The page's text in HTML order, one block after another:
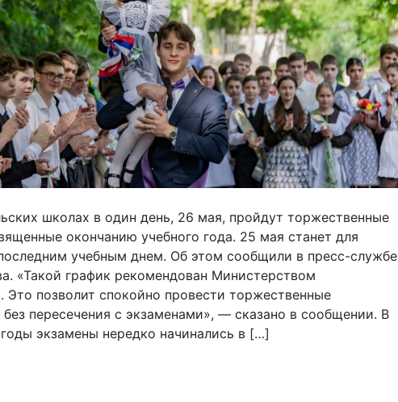
школах в один день, 26 мая, пройдут торжественные
окончанию учебного года. 25 мая станет для
учебным днем. Об этом сообщили в пресс-службе
«Такой график рекомендован Министерством
Это позволит спокойно провести торжественные
пересечения с экзаменами», — сказано в сообщении. В
экзамены нередко начинались в […]